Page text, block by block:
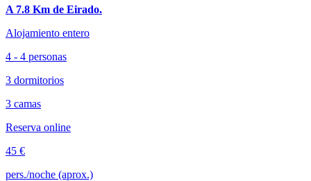
A 7.8 Km de Eirado.
Alojamiento entero
4 - 4 personas
3 dormitorios
3 camas
Reserva online
45 €
pers./noche (aprox.)